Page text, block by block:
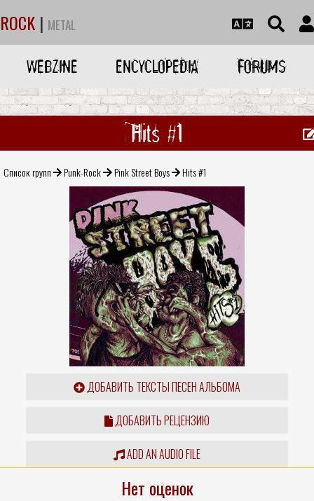
ROCK | METAL
WEBZINE ENCYCLOPEDIA FORUMS
Hits #1
Список групп Punk-Rock Pink Street Boys Hits #1
ДОБАВИТЬ ТЕКСТЫ ПЕСЕН АЛЬБОМА
ДОБАВИТЬ РЕЦЕНЗИЮ
ADD AN AUDIO FILE
Нет оценок